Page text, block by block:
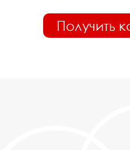
Получить